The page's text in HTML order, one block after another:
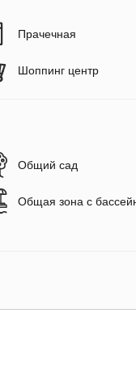
Прачечная
Шоппинг центр
Общий сад
Общая зона с